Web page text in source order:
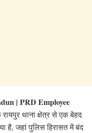
| PRD Employee
थाना क्षेत्र से एक बेहद
है, जहां पुलिस हिरासत में बंद